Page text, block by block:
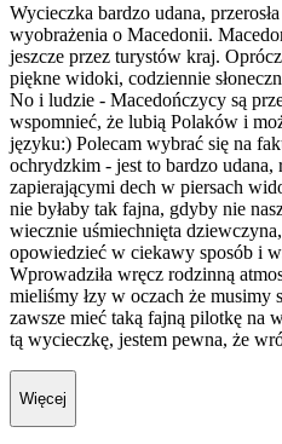
Wycieczka bardzo udana,
wyobrażenia o Macedonii.
jeszcze przez turystów kraj.
piękne widoki, codziennie
No i ludzie - Macedończycy są
wspomnieć, że lubią Polaków i
języku:) Polecam wybrać się na
ochrydzkim - jest to bardzo udana,
zapierającymi dech w piersach
nie byłaby tak fajna, gdyby nie
wiecznie uśmiechnięta
opowiedzieć w ciekawy sposób i
Wprowadziła wręcz rodzinną
mieliśmy łzy w oczach że musimy
zawsze mieć taką fajną pilotkę na
tą wycieczkę, jestem pewna, że
Więcej